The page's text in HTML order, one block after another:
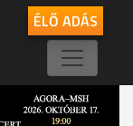
ÉLŐ ADÁS